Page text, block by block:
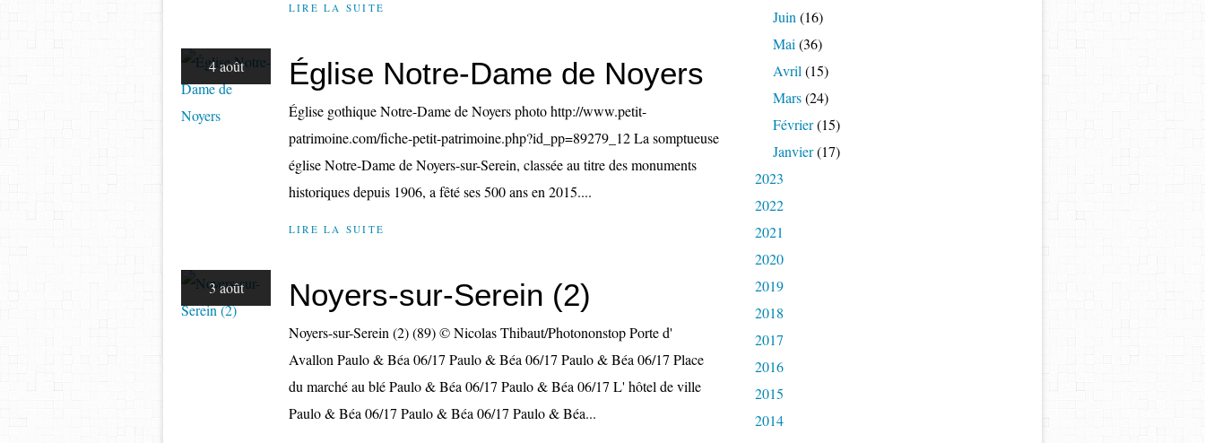
LIRE LA SUITE
4 août Église Notre-Dame de Noyers
Église gothique Notre-Dame de Noyers photo http://www.petit-
patrimoine.com/fiche-petit-patrimoine.php?id_pp=89279_12 La somptueuse
église Notre-Dame de Noyers-sur-Serein, classée au titre des monuments
historiques depuis 1906, a fêté ses 500 ans en 2015....
LIRE LA SUITE
3 août Noyers-sur-Serein (2)
Noyers-sur-Serein (2) (89) © Nicolas Thibaut/Photononstop Porte d'
Avallon Paulo & Béa 06/17 Paulo & Béa 06/17 Paulo & Béa 06/17 Place
du marché au blé Paulo & Béa 06/17 Paulo & Béa 06/17 L' hôtel de ville
Paulo & Béa 06/17 Paulo & Béa 06/17 Paulo & Béa...
Juin (16)
Mai (36)
Avril (15)
Mars(24)
Février(15)
Janvier(17)
2023
2022
2021
2020
2019
2018
2017
2016
2015
2014